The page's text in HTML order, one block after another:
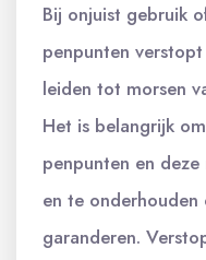
Bij onjuist gebruik
penpunten
leiden tot morsen
Het is belangrijk
penpunten en
en te
garanderen.